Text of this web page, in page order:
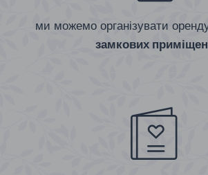
ми можемо організувати
замкових